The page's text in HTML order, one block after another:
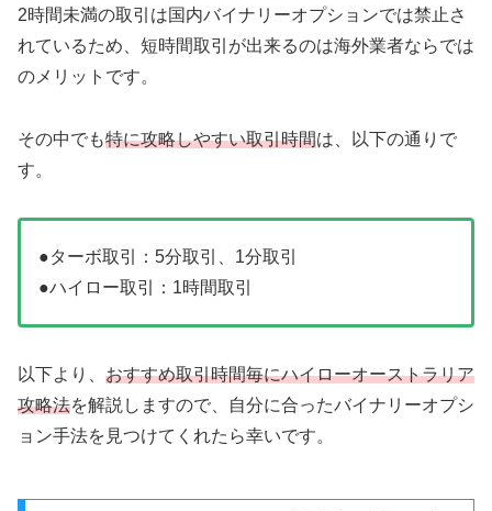
2時間未満の取引は国内バイナリーオプションでは禁止さ
れているため、短時間取引が出来るのは海外業者ならでは
のメリットです。
その中でも特に攻略しやすい取引時間は、以下の通りで
す。
●ターボ取引：5分取引、1分取引
●ハイロー取引：1時間取引
以下より、 おすすめ取引時間毎にハイローオーストラリア
攻略法を解説しますので、自分に合ったバイナリーオプシ
ョン手法を見つけてくれたら幸いです。